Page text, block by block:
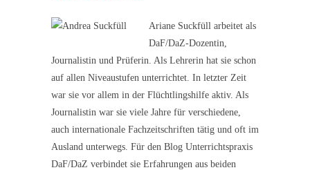
Ariane Suckfüll arbeitet als
DaF/DaZ-Dozentin,
Journalistin und Prüferin. Als Lehrerin hat sie schon
auf allen Niveaustufen unterrichtet. In letzter Zeit
war sie vor allem in der Flüchtlingshilfe aktiv. Als
Journalistin war sie viele Jahre für verschiedene,
auch internationale Fachzeitschriften tätig und oft im
Ausland unterwegs. Für den Blog Unterrichtspraxis
DaF/DaZ verbindet sie Erfahrungen aus beiden